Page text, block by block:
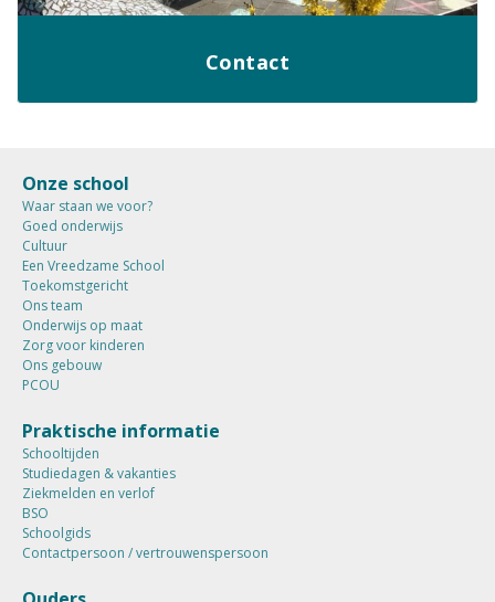
Contact
Onze school
Waar staan we voor?
Goed onderwijs
Cultuur
Een Vreedzame School
Toekomstgericht
Ons team
Onderwijs op maat
Zorg voor kinderen
Ons gebouw
PCOU
Praktische informatie
Schooltijden
Studiedagen & vakanties
Ziekmelden en verlof
BSO
Schoolgids
Contactpersoon / vertrouwenspersoon